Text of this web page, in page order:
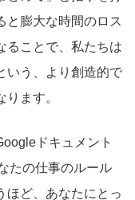
と膨大な時間のロス
ることで、私たちは
いう、より創造的で
ます。
ドキュメント
たの仕事のルール
ほど、あなたにとっ